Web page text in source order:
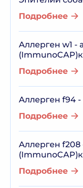
Подробнее
Аллерген w1 -
Подробнее
Аллерген f94
Подробнее
Аллерген f208
Подробнее